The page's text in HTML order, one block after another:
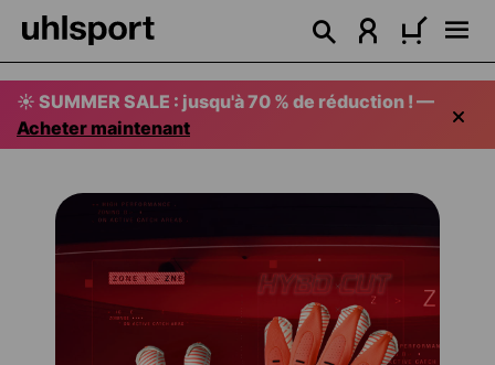
principal
☀️ SUMMER SALE : jusqu'à 70 % de réduction ! —
Acheter maintenant